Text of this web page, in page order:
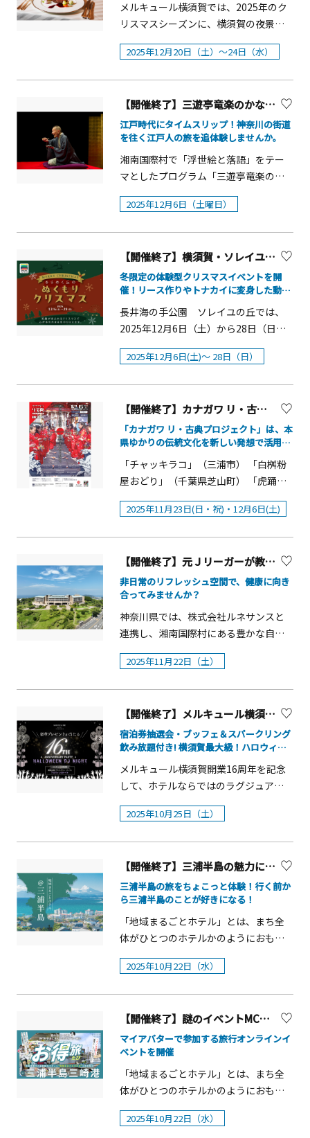
様限定となります。Very Berry! 苺と
ンティー」概要■期間：2026年2月1日
12：00~17：00 （L.O 15：00）※120
分制■場所：メルキュール横須賀19Fレ
ストラン「ビストロ・ブルゴーニュ」
■料金：お一人様 5,500円（税込）※お
グワイン（グラス） 900円（税込）別
途■予約：前日までの予約が必要（オ
ンライン又は電話） &nbsp; &nbsp;
記念公園（逗子市）アクセス方法：京
急線「逗子・葉山」駅から京浜急行バ
化会館」行きに乗車５分「富士見橋」
心行くまで楽しみませんか。※「一般
社団法人日本ティラノサウルス競技連
盟」について：https://t-
スレースinソレイユの丘 概要■開催
日：2026年1月17日（土） 11：00ス
タート（9：30から受付）■会場：長井
海の手公園 ソレイユの丘■定員：計
（成獣オスの部・110体／成獣メスの
部・110体／幼獣オス・メスの部・計
100体）■参加費：成獣（中学生以上）
1,000円／幼獣（小学以下）600円 ※
税込■参加方法：WEBチケット事前購
入制（※先着制、当日参加枠なし）■
申し込み方法：下記「ソレイユの丘」
公式HPのチケット購入ページからお申
し込みください。■チケット購入ペー
ジ：&nbsp;https://ticket.soleil-
park.jp/top/t-rex-race ※雨天決行。荒
天時は中止する場合があります。※荒
天等、施設都合での中止の場合は無料
トをご確認ください。※レースの公平
性を保つため、ティラノサウルスレー
ス公式の恐竜スーツ（または同等の規
格品）をご購入ください。恐竜スーツ
はチケット購入ページにてオプション
&nbsp;&nbsp;■賞および賞品三崎港エ
さきまぐろきっぷ）三崎エリア
きまぐろきっぷ）&nbsp;秋谷・芦名・
佐島エリア賞 1名様（賞品：よこすか
満喫きっぷ）ひげおぢ
賞 1名様 （賞品：よ
告なく変更になる可能性があります。
&nbsp;&nbsp;■結果発表&nbsp;2026
年2月下旬頃&nbsp;公式アカウント（
受賞者に連絡いたします。&nbsp;ま
た、地域まるごとホテル旅行オンライ
ンイベント内や公式アカウントでも受
賞作品を発表予定です。
指定の期限までに、必要事項をご連絡
ください。&nbsp;&nbsp;※指定の期限
内にご連絡がない場合は、受賞を無効
といたします。
&nbsp;&nbsp;&nbsp;&nbsp;■応募規
約&nbsp;・投稿内容は神奈川県公式観
光サイト「観光かながわNOW（当サイ
ト）」や公式Instagramアカウント
「mitabi」でご紹介する可能性があり
ます。&nbsp;&nbsp;・以下に該当する
投稿は無効です。&nbsp;①非公開設定
のアカウントからの投稿&nbsp;②ハッ
シュタグがついていない投稿&nbsp;③
&nbsp;⑤他人のプライバシーを侵害す
る投稿&nbsp;⑥Instagramの規約に反
する投稿&nbsp;⑦生成AIによって生成
した画像による投稿&nbsp;・ご本人が
撮影した写真が対象です。&nbsp;・18
でご応募ください。18歳未満の方が応
&nbsp;・被写体が人物の場合は、必ず
被写体本人に承諾を得たうえでご応募
ください。（被写体が18歳未満の場合
は保護者の同意が必要です。）
&nbsp;・投稿写真内で確認できる対象
害があった場合、キャンペーン事務局
加は、応募者自らの判断と責任におい
て行うものとし、応募に際して応募者
に何らかの損害が生じた場合、キャン
ペーン事務局の故意または重過失に起
因するものを除きその責任を一切負い
指定の期限内にご連絡がない場合は、
&nbsp;&nbsp;・受賞者から提供いただ
いた個人情報は、賞品の発送に関わる
範囲のみに利用いたします。
&nbsp;&nbsp;・海外からのご応募は可
限定させていただきます。&nbsp;・予
期せぬ障害や天災等が発生した場合、
本企画は予告なく中止する場合があり
ートを迎えられそうです。
ださい。&nbsp; ■ 三崎まぐろ・かに
大特価 12月27日（土）～31日（水）
一年の感謝を込めて、長井水産の年末
限定特別セールを開催。三崎まぐろを
中心に、かにをはじめ、厳選した海産
物を大特価でご用意します。三崎産め
ばちまぐろ（中トロ・赤身）や本まぐ
ろ中トロのほか、かまぼこ、伊達巻、
いくら、数の子など、お正月に欠かせ
ない食材も豊富にそろいます。&nbsp;
■ 年末ガラポン抽選会 12月29日
（月）～31日（水）各日11時より先着
300回転限定で、館内店舗の商品をはじ
め魅力的な景品が当たる、年末ガラポ
上げレシート3,000円(税込・期間中合
算可)ごとに1回、ご参加いただけます。
■ 獅子舞パフォーマンス １月3日
（土）日本伝統芸能の人気者の獅子舞
がやってきます。1年の無事を祈願して
縁起ものである「獅子舞」が館内を練
り歩きお正月らしい獅子舞パフォーマ
マンス 1月4日（日）毎年恒例の、和
太鼓のパフォーマンスを開催します。
「和太鼓 鼓ノ羽」による迫力のある和
太鼓パフォーマンスを披露します。開
催時間：①11：30～ ②13：30～
ふれあいエサやり体験 1月11日（日）
てきます。エサやり体験や写真撮影が
できます。ポニーとのふれ合いをお楽
しみください。開催時間：14：00～
16：00場 所：屋外特設会場内
容：エサやり体験400円（1回）、ポニ
天・強風の場合は中止※参加人数に制
公園近くにある&rdquo;いちご よこす
かポートマーケット&rdquo;は、三浦半
島の食の魅力がぎっしり詰まった名店
が揃うマーケット＆フードコートで
す。 新鮮な「よこすか野菜」や海産
物等、三浦半島の豊かな食材を取り揃
えたマーケットや、三浦半島の食材を
イーツなど、あらゆるジャンルのメニ
ューをオーシャンビューが印象的なウ
す。 定期的にライブやイベントも開
横須賀に縁のあるアーティストたちの
生演奏等、様々なパフォーマンスを楽
しめます。 観光客や外国の方にはも
ちろん、地元の方にも親しまれている
スポットです。ぜひお立ち寄りくださ
い。
前予約でロゼスパークリングワイン おひと
り様1杯プレゼント
メルキュール横須賀では、2025年のク
リスマスシーズンに、横須賀の夜景と
共に味わう特別なクリスマス限定ディ
ナーをご用意しました。ホテル19階の
三浦半島産の食材を用いた、クリスマ
スだけの特別なフルコースを提供しま
す。ロゼスパークリングワインで乾杯
しながら、洗練された大人のひととき
をお楽しみください。 注目のメインデ
力の葉山牛サーロインステーキ。三浦
ラ酒ソースとともにお楽しみいただけ
る、クリスマス限定の特別な一皿で
す。地元の旬食材を活かすことで、味わ
いだけでなく、横須賀の恵みを感じる
ことができます。デザートには、濃厚
ルーツガナッシュ、苺のサンタを添え
遊び心と華やかさを兼ね備えた、クリ
スマスならではの一皿です。 「～ホテ
ル19階で楽しむ～極上クリスマスディ
ナー2025」概要■提供期間：2025年12
要予約■営業時間：17：30～21：00
L.O. 20：00■料金：フルコース お一
人さま 17,000円（2名様よりご予約受
（別途お子様メニュー:2,200円あり）＊
お飲み物は別料金 【2025年クリスマス
ゼスパークリングワイン乾杯酒をおひ
よりメニューが変更になる可能性がご
ざいます※アレルゲンを含む食材を使
用する可能性がございますので、食物
アレルギーをお持ち方はご予約の際に
必ずお知らせください。
2025年12月20日（土）～24日（水）
【開催終了】三遊亭竜楽のかながわ寄席 北斎をめぐる浮世絵落語道中
江戸時代にタイムスリップ！神奈川の街道
を往く江戸人の旅を追体験しませんか。
湘南国際村で「浮世絵と落語」をテー
マとしたプログラム「三遊亭竜楽のか
ながわ寄席 北斎をめぐる浮世絵落語道
中」を開催します。&ldquo;国際派落語
た口演や、&ldquo;世界一美しい浮世絵
&rdquo;と言われる米国ボストン美術館
所蔵の浮世絵のデジタル化プロジェク
トにおける日本側最高責任者である牧
野健太郎氏による講演を実施します。
力を、江戸文化の象徴である「北斎の
て学べる知的エンターテイメントで
す！◆開催概要開催日時：令和7年12月
6日（土曜日）10時15分開演（開場10
時）～12時45分（予定）会場：湘南国
際村センター国際会議場（神奈川県三
象・定員：どなたでもご参加いただけ
込みが必要です。12月3日（水曜日）
23:59までに、申込みフォーム（e-
kanagawa電子申請システム）からお
申込みください。（申込多数の場合は
月5日（金曜日）までに当落に関わらず
ご連絡いたします。）参加費：無料◆
プログラム詳細 ※画像はイメージで
意事項・短い前座噺を語ります。 一、
海外落語道中よもやま噺世界65都市を
し、時代と共に変わる旅の徒然を楽し
屋が主役となる滑稽噺で江戸の旅風景
を表現します。川崎の&ldquo;六郷の渡
し&rdquo;も登場します。 一、お江戸
浮世絵語り～神奈川県から見る富士～
NHKが世界一美しいと言われるボスト
ン美術館の浮世絵コレクションをデジ
タル化した際に、最高責任者を務めた
牧野健太郎氏が専門的視点から楽しく
レクチャーします。 一、北斎漫画で遊
ぼう！マンガのルーツ「北斎漫画」を
画面に投影し、クイズやポージングで
客席参加のパフォーマンスを行いま
す。 一、北斎&times;落語「神頼み」
江戸っ子が富士をめざす落語の旅噺を
せて演出します。 ◆出演者 三遊亭竜楽
群馬県前橋市生まれ。中央大学法学部
卒業後、故五代目三遊亭円楽に入門。
1992年真打に昇進する。2008年より海
外公演を開始。現在までにヨーロッ
パ・アメリカ・中国などの約60都市を
訪れ口演を行う。日本語に加え、英
2025年12月6日（土曜日）
【開催終了】横須賀・ソレイユの丘「きらめく丘のぬくもりクリスマス」
冬限定の体験型クリスマスイベントを開
催！リース作りやトナカイに変身した動物
間限定で登場。
長井海の手公園 ソレイユの丘では、
2025年12月6日（土）から28日（日）
までの期間、クリスマス限定イベント
「きらめく丘のぬくもりクリスマス」
し、いつもと違う幻想的なソレイユの
丘をお楽しみいただけます。本イベン
トでは、クリスマス気分を高めるクラ
フト体験として「ホワイトクリスマス
リース作り」や、ノスタルジックな世
り」、さらには、クリスマス限定の
ファミリー層に人気の高いワークショ
ップを開催します。 また、アニマルヴ
ィレッジでは、クリスマス衣装を着用
したトナカイに変身したミニチュアホ
ースやヤギといったソレイユの丘の動
との心温まるふれあいや、ここでしか
い。 そして、園内の飲食施設ではクリ
スマス限定のデコレーションドーナツ
やデザートピザなどのフードメニュー
も提供し、イベントを盛り上げます。
笑顔とぬくもりがあふれるソレイユの
丘のクリスマスに、ぜひお越しくださ
い。&nbsp;
2025年12月6日(土)～ 28日（日）
【開催終了】カナガワ リ・古典プロジェクト in 横須賀
「カナガワ リ・古典プロジェクト」は、本
県ゆかりの伝統文化を新しい発想で活用
リ）発信する取組です。
「チャッキラコ」（三浦市） 「白桝粉
屋おどり」（千葉県芝山町） 「虎踊
り」（横須賀市） 「長井町飴屋踊り」
（横須賀市） 「海南神社面神楽」（三
た三浦半島の様々な民俗芸能を披露し
ます。飴屋踊りのルーツといわれる白
桝粉屋おどりも千葉県から招致し、共
演をお楽しみいただきます。(1) 日時令
和7年12月6日（土曜日）14時00分から
文化会館 大ホール（横須賀市深田台
飴屋踊り」（長井町飴屋踊り保存会）
（三浦市）・「チャッキラコ」（ちゃ
っきらこ保存会）・「菊名の飴屋踊
り」（菊名あめや踊り保存会）・「海
南神社面神楽」（海南神社面神楽保存
どり」（白桝粉屋おどり保存会）(4) 費
発券システムよりお申込みください。
申込期間 定員 当選通知の連絡 （一次申
込） https://teket.jp/2024/56334（別
ウィンドウで開きます）10月1日（水曜
23時59分まで 800名（申込超過の場合
は抽選） 11月5日（水曜日） （二次申
込）https://teket.jp/2024/56343（別
日）10時00分から12月5日（金曜日）
12時00分まで 200名（定員に達し次第
日、席に余裕がある場合は事前のお申
は公演前日の12月5日（金曜日）17時
00分に県のホームページでお知らせし
ます。ただし、この場合は会場での受
付順のご案内となるため、入場できな
2025年11月23日(日・祝)・12月6日(土)
【開催終了】元Ｊリーガーが教えるアスリート運動遊び、食育セミナー
非日常のリフレッシュ空間で、健康に向き
合ってみませんか？
神奈川県では、株式会社ルネサンスと
連携し、湘南国際村にある豊かな自然
環境の中で、未病改善レッスンを開催
しています。今回はおすすめのレッス
ナー≫当日は、元Jリーガーの水内猛
氏、元日本代表でもある坪井慶介氏を
お招きし、運動あそびのレッスンと食
に関するセミナーを実施します！元ア
スリートのお二人の経験を耳にした
知識などを蓄えたりできる予定です。
みください！▼日時令和７年11月22日
（土曜日）(1)アスリート運動あそび：
14時30分から15時30分まで(2)アスリー
トと食事について考える：16時15分か
ら17時15分まで▼場所湘南国際村めぐ
14時00分 湘南国際村センター仮設駐
分 アスリートと運動あそび＠湘南国
際村めぐりの森イベント広場・16時15
分～17時15分 アスリートと食事につ
いて考える＠湘南国際村センター内展
定員20組（事前のお申込みが必要で
す。）※定員を超えた場合は、抽選を
行います。▼申込期間10月7日（火曜
2025年11月22日（土）
【開催終了】メルキュール横須賀 10/25(土)一夜限り！横須賀最大級のハロウィンDJナイト
宿泊券抽選会・ブッフェ＆スパークリング
飲み放題付き! 横須賀最大級！ハロウィン
メルキュール横須賀開業16周年を記念
して、ホテルならではのラグジュアリ
ー空間で楽しむ一夜限りのハロウィン
パーティ開催！DJやライブ、豪華ブッ
ら、豪華宿泊券や豪華景品が当たる抽
選会も楽しめる、SNS映え必至の特別な
夜をお届け。昨年は即完売した人気企
画、今年もお見逃しなく。友達同士や
女子会での参加も歓迎。ハロウィンな
んで、最高の一夜を過ごそう。&nbsp;
ルカムドリンク &amp; ブッフェ開始※
ゲストをお迎えし、スパークリングワ
インで乾杯！秋の味覚を盛り込んだ、
ハロウィン仕様の食べ放題ブッフェは
お食事もデザートも。SAKE SUNDAYに
ティングをお楽しみください。
2025年10月25日（土）
【開催終了】三浦半島の魅力に触れる！地域まるごとホテル 出張フェア
三浦半島の旅をちょこっと体験！行く前か
ら三浦半島のことが好きになる！
「地域まるごとホテル」とは、まち全
体がひとつのホテルかのようにおもて
なしをする特別な旅のパッケージプラ
ン。チェックインするのは、海のそば
愛される食堂。アクティビティは、お
寺での写経体験や、漁師さんとの船
旅。まち全体で宿泊・飲食・アクティ
ビティなど様々な体験をおとどけしま
す。その「地域まるごとホテル@三浦
ベントを開催します！【イベント概
2025年10月22日（水）
【開催終了】謎のイベントMC「ひげおぢ」と一緒に日本旅行のベテラン添乗員が教える“お得旅” in 三浦半島・三崎港
マイアバターで参加する旅行オンラインイ
ベントを開催
「地域まるごとホテル」とは、まち全
体がひとつのホテルかのようにおもて
なしをする特別な旅のパッケージプラ
ン。チェックインするのは、海のそば
2025年10月22日（水）